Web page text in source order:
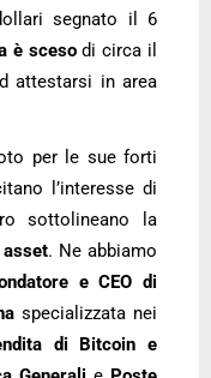
segnato il 6
è scesodi circa il
attestarsi in area
per le sue forti
l’interesse di
sottolineano la
asset. Ne abbiamo
e CEO di
specializzata nei
di Bitcoin e